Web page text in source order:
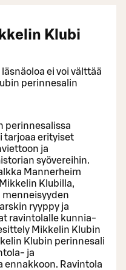
Klubi
ei voi välttää
perinnesalin
perinnesalissa
tarjoaa erityiset
ja
syövereihin.
Mannerheim
Klubilla,
menneisyyden
ryyppy ja
ravintolalle kunnia-
Mikkelin Klubin
Klubin perinnesali
ja
ennakkoon. Ravintola